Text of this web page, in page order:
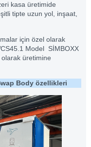
kasa üretimide
tipte uzun yol, inşaat,
için özel olarak
Model SİMBOXX
üretimine
Body özellikleri